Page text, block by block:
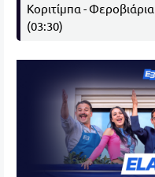
Κοριτίμπα - Φεροβιάρια
(03:30)